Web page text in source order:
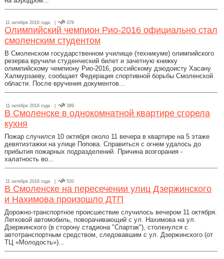
11 октября 2016 года | 378
Олимпийский чемпион Рио-2016 официально стал
смоленским студентом
В Смоленском государственном училище (техникуме) олимпийского
резерва вручили студенческий билет и зачетную книжку
олимпийскому чемпиону Рио-2016, российскому дзюдоисту Хасану
Халмурзаеву, сообщает Федерация спортивной борьбы Смоленской
области. После вручения документов...
11 октября 2016 года | 389
В Смоленске в однокомнатной квартире сгорела
кухня
Пожар случился 10 октября около 11 вечера в квартире на 5 этаже
девятиэтажки на улице Попова. Справиться с огнем удалось до
прибытия пожарных подразделений. Причина возгорания -
халатность во...
11 октября 2016 года | 520
В Смоленске на пересечении улиц Дзержинского
и Нахимова произошло ДТП
Дорожно-транспортное происшествие случилось вечером 11 октября.
Легковой автомобиль, поворачивающий с ул. Нахимова на ул.
Дзержинского (в сторону стадиона "Спартак"), столкнулся с
автотранспортным средством, следовавшим с ул. Дзержинского (от
ТЦ «Молодость»)...